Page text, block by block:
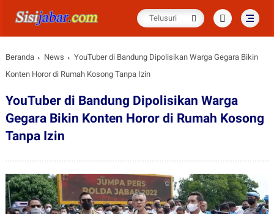
Beranda News
YouTuber di Bandung Dipolisikan Warga Gegara Bikin
Konten Horor di Rumah Kosong Tanpa Izin
YouTuber di Bandung Dipolisikan Warga
Gegara Bikin Konten Horor di Rumah Kosong
Tanpa Izin